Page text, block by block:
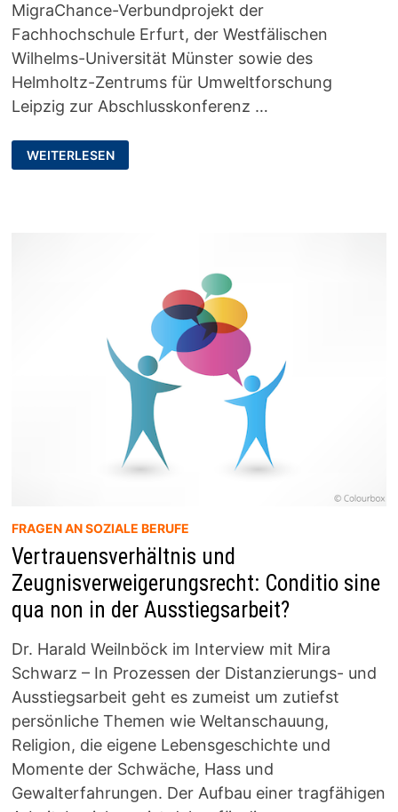
MigraChance-Verbundprojekt der
Fachhochschule Erfurt, der Westfälischen
Wilhelms-Universität Münster sowie des
Helmholtz-Zentrums für Umweltforschung
Leipzig zur Abschlusskonferenz …
MIGRATIONSBEZOGENE
KONFLIKTE
ALS
WEITERLESEN
FRAGEN AN SOZIALE BERUFE
Vertrauensverhältnis und
Zeugnisverweigerungsrecht: Conditio sine
qua non in der Ausstiegsarbeit?
Dr. Harald Weilnböck im Interview mit Mira
Schwarz – In Prozessen der Distanzierungs- und
Ausstiegsarbeit geht es zumeist um zutiefst
persönliche Themen wie Weltanschauung,
Religion, die eigene Lebensgeschichte und
Momente der Schwäche, Hass und
Gewalterfahrungen. Der Aufbau einer tragfähigen